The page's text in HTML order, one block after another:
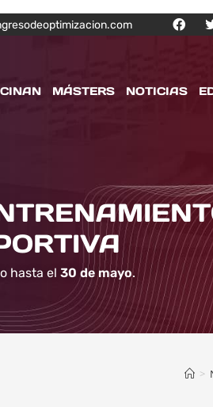
MÁSTERS NOTICIAS
hasta el 30 de mayo.
>